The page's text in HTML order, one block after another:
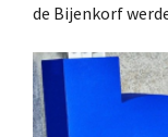
de Bijenkorf
De retailers
phishing.